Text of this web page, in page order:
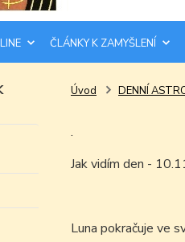
ČLÁNKY K ZAMYŠLENÍ
Úvod DENNÍ
.
Jak vidím den -
Luna pokračuje ve